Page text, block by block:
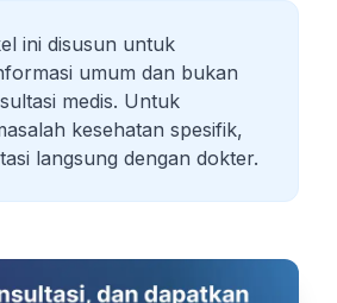
ini disusun untuk
umum dan bukan
medis. Untuk
kesehatan spesifik,
langsung dengan dokter.